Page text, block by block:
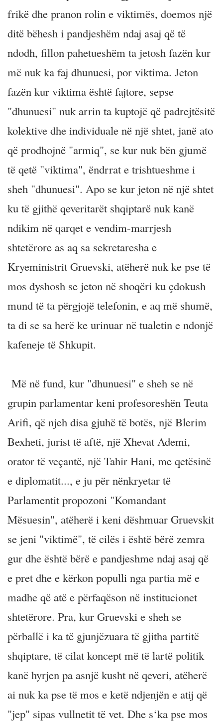
frikë dhe pranon rolin e viktimës, doemos një
ditë bëhesh i pandjeshëm ndaj asaj që të
ndodh, fillon pahetueshëm ta jetosh fazën kur
më nuk ka faj dhunuesi, por viktima. Jeton
fazën kur viktima është fajtore, sepse
"dhunuesi" nuk arrin ta kuptojë që padrejtësitë
kolektive dhe individuale në një shtet, janë ato
që prodhojnë "armiq", se kur nuk bën gjumë
të qetë "viktima", ëndrrat e trishtueshme i
sheh "dhunuesi". Apo se kur jeton në një shtet
ku të gjithë qeveritarët shqiptarë nuk kanë
ndikim në qarqet e vendim-marrjesh
shtetërore as aq sa sekretaresha e
Kryeministrit Gruevski, atëherë nuk ke pse të
mos dyshosh se jeton në shoqëri ku çdokush
mund të ta përgjojë telefonin, e aq më shumë,
ta di se sa herë ke urinuar në tualetin e ndonjë
kafeneje të Shkupit.
Më në fund, kur "dhunuesi" e sheh se në
grupin parlamentar keni profesoreshën Teuta
Arifi, që njeh disa gjuhë të botës, një Blerim
Bexheti, jurist të aftë, një Xhevat Ademi,
orator të veçantë, një Tahir Hani, me qetësinë
e diplomatit..., e ju për nënkryetar të
Parlamentit propozoni "Komandant
Mësuesin", atëherë i keni dëshmuar Gruevskit
se jeni "viktimë", të cilës i është bërë zemra
gur dhe është bërë e pandjeshme ndaj asaj që
e pret dhe e kërkon populli nga partia më e
madhe që atë e përfaqëson në institucionet
shtetërore. Pra, kur Gruevski e sheh se
përballë i ka të gjunjëzuara të gjitha partitë
shqiptare, të cilat koncept më të lartë politik
kanë hyrjen pa asnjë kusht në qeveri, atëherë
ai nuk ka pse të mos e ketë ndjenjën e atij që
"jep" sipas vullnetit të vet. Dhe s‘ka pse mos